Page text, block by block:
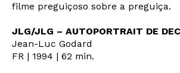
filme preguiçoso sobre a preguiça.
JLG/JLG – AUTOPORTRAIT DE
Jean-Luc Godard
FR | 1994 | 62 min.